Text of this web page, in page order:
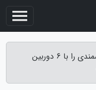
پتنت جدید سامسونگ، گوشی هوشمندی را با 6 دوربین